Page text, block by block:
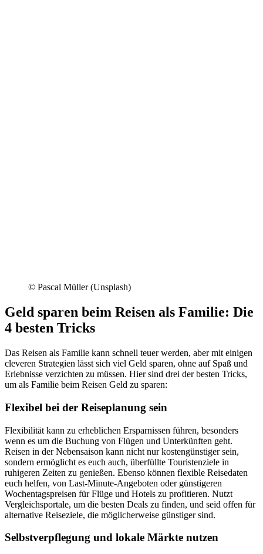
© Pascal Müller (Unsplash)
Geld sparen beim Reisen als Familie: Die
4 besten Tricks
Das Reisen als Familie kann schnell teuer werden, aber mit einigen
cleveren Strategien lässt sich viel Geld sparen, ohne auf Spaß und
Erlebnisse verzichten zu müssen. Hier sind drei der besten Tricks,
um als Familie beim Reisen Geld zu sparen:
Flexibel bei der Reiseplanung sein
Flexibilität kann zu erheblichen Ersparnissen führen, besonders
wenn es um die Buchung von Flügen und Unterkünften geht.
Reisen in der Nebensaison kann nicht nur kostengünstiger sein,
sondern ermöglicht es euch auch, überfüllte Touristenziele in
ruhigeren Zeiten zu genießen. Ebenso können flexible Reisedaten
euch helfen, von Last-Minute-Angeboten oder günstigeren
Wochentagspreisen für Flüge und Hotels zu profitieren. Nutzt
Vergleichsportale, um die besten Deals zu finden, und seid offen für
alternative Reiseziele, die möglicherweise günstiger sind.
Selbstverpflegung und lokale Märkte nutzen